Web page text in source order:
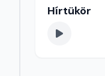
Hírtükör